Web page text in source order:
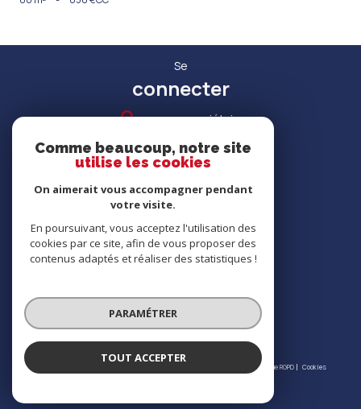
Se
connecter
espace propriétaire
Nous
© 2026 | Tous droits réservés | Traduction powered by Google |
Politique RGPD Cookies
Comme beaucoup, notre site
utilise les cookies
On aimerait vous accompagner pendant
votre visite.
En poursuivant, vous acceptez l'utilisation des
cookies par ce site, afin de vous proposer des
contenus adaptés et réaliser des statistiques !
PARAMÉTRER
TOUT ACCEPTER